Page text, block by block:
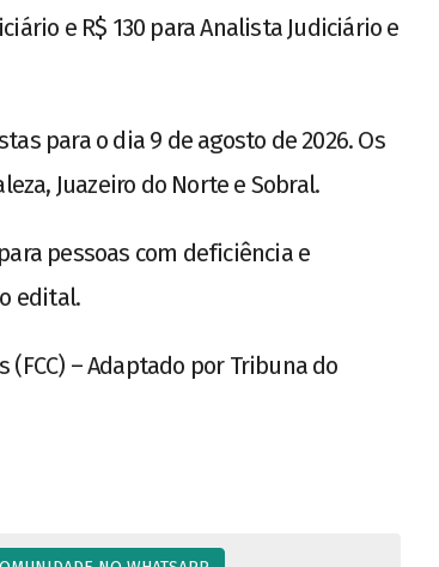
e R$ 130 para Analista Judiciário e
para o dia 9 de agosto de 2026. Os
Juazeiro do Norte e Sobral.
pessoas com deficiência e
edital.
(FCC) – Adaptado por Tribuna do